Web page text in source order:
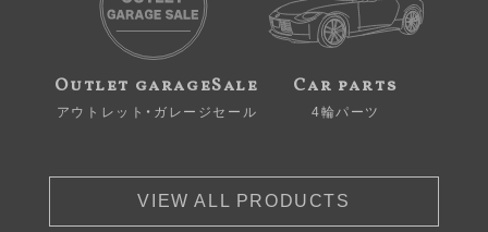
Outlet garageSale
アウトレット・ガレージセール
Car parts
4輪パーツ
VIEW ALL PRODUCTS